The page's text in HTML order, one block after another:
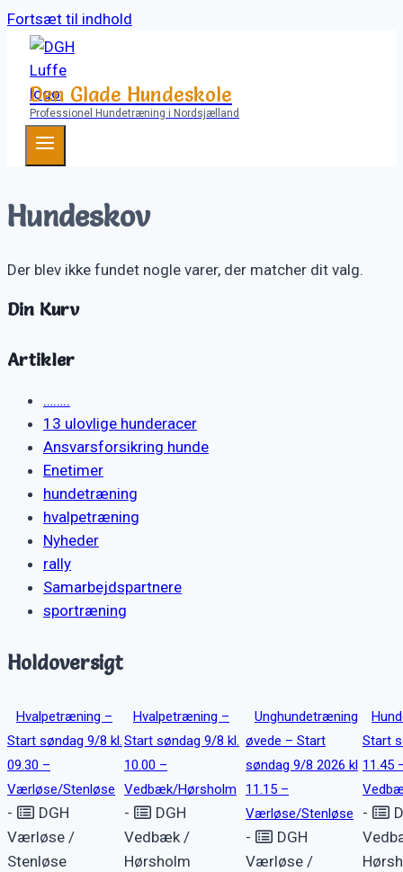
Fortsæt til indhold
Den Glade Hundeskole
Professionel Hundetræning i Nordsjælland
Hundeskov
Der blev ikke fundet nogle varer, der matcher dit valg.
Din Kurv
Artikler
……..
13 ulovlige hunderacer
Ansvarsforsikring hunde
Enetimer
hundetræning
hvalpetræning
Nyheder
rally
Samarbejdspartnere
sportræning
Holdoversigt
Hvalpetræning –
Start søndag 9/8 kl.
09.30 –
Værløse/Stenløse
-
DGH
Værløse /
Stenløse
Hvalpetræning –
Start søndag 9/8 kl.
10.00 –
Vedbæk/Hørsholm
-
DGH
Vedbæk /
Hørsholm
Unghundetræning
øvede – Start
søndag 9/8 2026 kl
11.15 –
Værløse/Stenløse
-
DGH
Værløse /
Start
11.45
-